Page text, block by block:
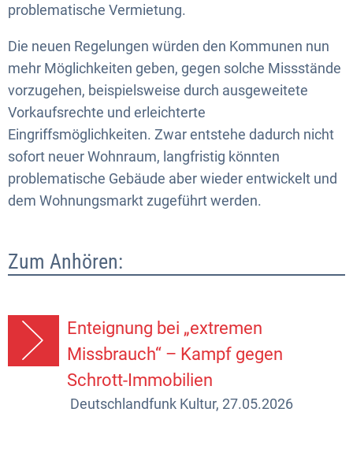
problematische Vermietung.
Die neuen Regelungen würden den Kommunen nun
mehr Möglichkeiten geben, gegen solche Missstände
vorzugehen, beispielsweise durch ausgeweitete
Vorkaufsrechte und erleichterte
Eingriffsmöglichkeiten. Zwar entstehe dadurch nicht
sofort neuer Wohnraum, langfristig könnten
problematische Gebäude aber wieder entwickelt und
dem Wohnungsmarkt zugeführt werden.
Zum Anhören:
Enteignung bei „extremen
Missbrauch“ – Kampf gegen
Schrott-Immobilien
Deutschlandfunk Kultur, 27.05.2026